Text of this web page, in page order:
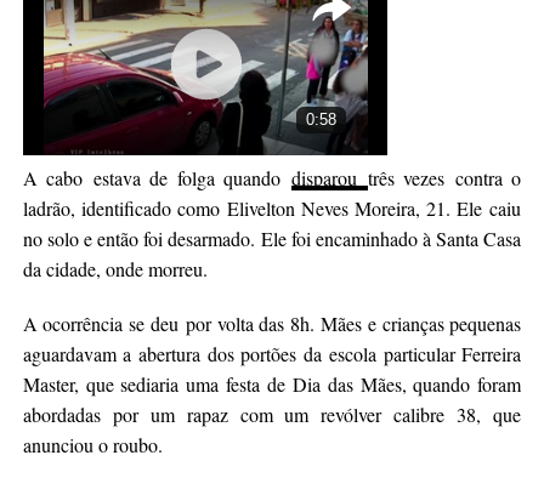
​​​​A cabo estava de folga quandodisparou três vezes contra o
ladrão, identificado como Elivelton Neves Moreira, 21. Ele caiu
no solo e então foi desarmado. Ele foi encaminhado à Santa Casa
da cidade, onde morreu.
A ocorrência se deu por volta das 8h. Mães e crianças pequenas
aguardavam a abertura dos portões da escola particular Ferreira
Master, que sediaria uma festa de Dia das Mães, quando foram
abordadas por um rapaz com um revólver calibre 38, que
anunciou o roubo. ​